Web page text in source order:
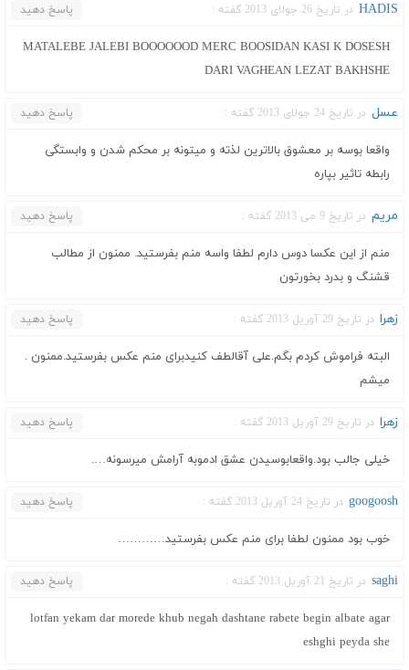
HADIS در تاریخ 26 جولای 2013 گفته : پاسخ دهید
MATALEBE JALEBI BOOOOOOD MERC BOOSIDAN KASI K DOSESH
DARI VAGHEAN LEZAT BAKHSHE
عسل در تاریخ 24 جولای 2013 گفته : پاسخ دهید
واقعا بوسه بر معشوق بالاترین لذته و میتونه بر محکم شدن و وابستگی
رابطه تاثیر بپاره
مریم در تاریخ 9 می 2013 گفته : پاسخ دهید
منم از این عکسا دوس دارم لطفا واسه منم بفرستید. ممنون از مطالب
قشنگ و بدرد بخورتون
زهرا در تاریخ 29 آوریل 2013 گفته : پاسخ دهید
البته فراموش کردم بگم.علی آقالطف کنیدبرای منم عکس بفرستید.ممنون .
میشم
زهرا در تاریخ 29 آوریل 2013 گفته : پاسخ دهید
خیلی جالب بود.واقعابوسیدن عشق ادموبه آرامش میرسونه….
googoosh در تاریخ 24 آوریل 2013 گفته : پاسخ دهید
خوب بود ممنون لطفا برای منم عکس بفرستید…………
saghi در تاریخ 21 آوریل 2013 گفته : پاسخ دهید
lotfan yekam dar morede khub negah dashtane rabete begin albate agar
eshghi peyda she